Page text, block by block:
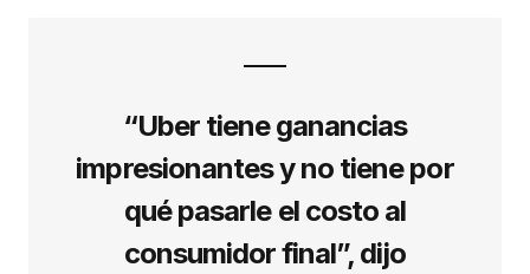
“Uber tiene ganancias
impresionantes y no tiene por
qué pasarle el costo al
consumidor final”, dijo